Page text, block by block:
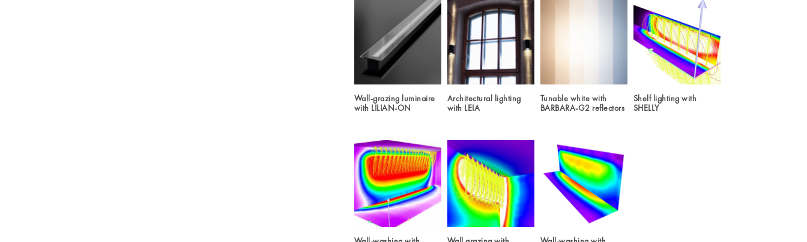
Wall-grazing luminaire
with LILIAN-ON
Architectural lighting
with LEIA
Tunable white with
BARBARA-G2 reflectors
Shelf lighting with
SHELLY